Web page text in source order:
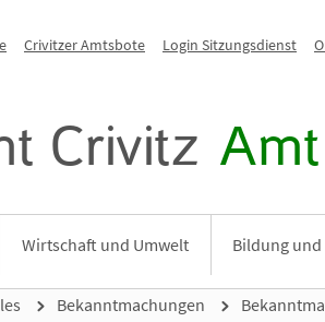
Crivitzer Amtsbote Login Sitzungsdienst
Crivitz
Wirtschaft und Umwelt Bildung und
Bekanntmachungen